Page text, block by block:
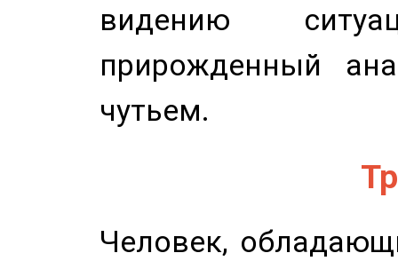
видению
прирожденный
чутьем.
Человек,